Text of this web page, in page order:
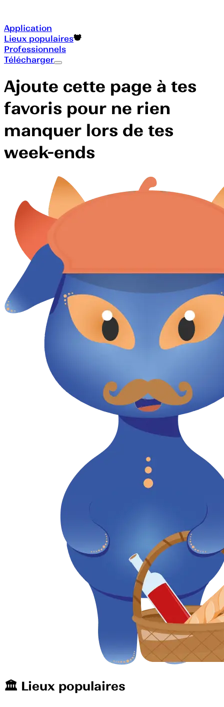
Application
Lieux populaires
Professionnels
Télécharger
Ajoute cette page à tes
favoris pour ne rien
manquer lors de tes
week-ends
🏛️️ Lieux populaires